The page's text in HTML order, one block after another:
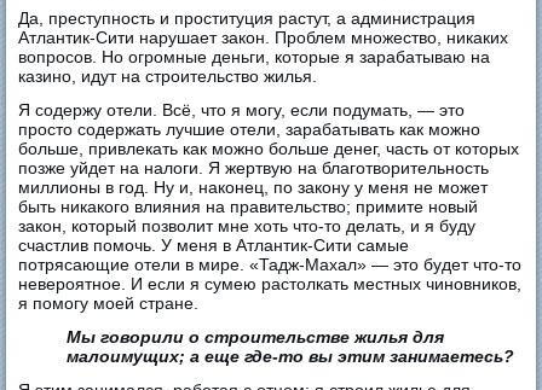
Да, преступность и проституция растут, а администрация
Атлантик-Сити нарушает закон. Проблем множество, никаких
вопросов. Но огромные деньги, которые я зарабатываю на
казино, идут на строительство жилья.
Я содержу отели. Всё, что я могу, если подумать, — это
просто содержать лучшие отели, зарабатывать как можно
больше, привлекать как можно больше денег, часть от которых
позже уйдет на налоги. Я жертвую на благотворительность
миллионы в год. Ну и, наконец, по закону у меня не может
быть никакого влияния на правительство; примите новый
закон, который позволит мне хоть что-то делать, и я буду
счастлив помочь. У меня в Атлантик-Сити самые
потрясающие отели в мире. «Тадж-Махал» — это будет что-то
невероятное. И если я сумею растолкать местных чиновников,
я помогу моей стране.
Мы говорили о строительстве жилья для
малоимущих; а еще где-то вы этим занимаетесь?